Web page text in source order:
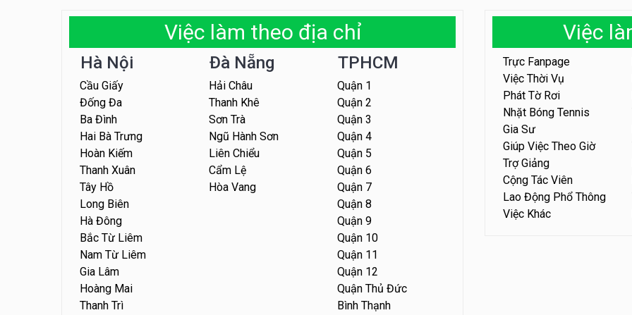
Việc làm theo địa chỉ
Hà Nội
Cầu Giấy
Đống Đa
Ba Đình
Hai Bà Trưng
Hoàn Kiếm
Thanh Xuân
Tây Hồ
Long Biên
Hà Đông
Bắc Từ Liêm
Nam Từ Liêm
Gia Lâm
Hoàng Mai
Thanh Trì
Đà Nẵng
Hải Châu
Thanh Khê
Sơn Trà
Ngũ Hành Sơn
Liên Chiểu
Cẩm Lệ
Hòa Vang
TPHCM
Quận 1
Quận 2
Quận 3
Quận 4
Quận 5
Quận 6
Quận 7
Quận 8
Quận 9
Quận 10
Quận 11
Quận 12
Quận Thủ Đức
Bình Thạnh
Việc
Trực Fanpage
Việc Thời Vụ
Phát Tờ Rơi
Nhặt Bóng Tennis
Gia Sư
Giúp Việc Theo Giờ
Trợ Giảng
Cộng Tác Viên
Lao Động Phổ Thông
Việc Khác